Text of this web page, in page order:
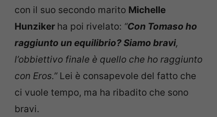
con il suo secondo marito Michelle
Hunziker ha poi rivelato: “Con Tomaso ho
raggiunto un equilibrio? Siamo bravi,
l’obbiettivo finale è quello che ho raggiunto
con Eros.” Lei è consapevole del fatto che
ci vuole tempo, ma ha ribadito che sono
bravi.